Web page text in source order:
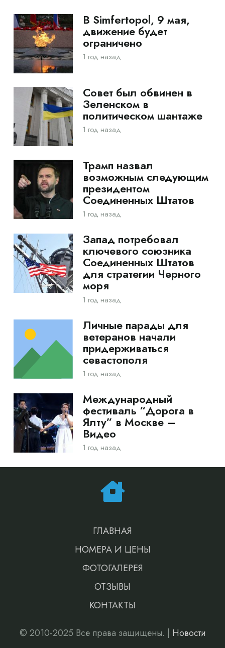
В Simfertopol, 9 мая,
движение будет
ограничено
1 год назад
Совет был обвинен в
Зеленском в
политическом шантаже
1 год назад
Трамп назвал
возможным следующим
президентом
Соединенных Штатов
1 год назад
Запад потребовал
ключевого союзника
Соединенных Штатов
для стратегии Черного
моря
1 год назад
Личные парады для
ветеранов начали
придерживаться
севастополя
1 год назад
Международный
фестиваль “Дорога в
Ялту” в Москве –
Видео
1 год назад
ГЛАВНАЯ
НОМЕРА И ЦЕНЫ
ФОТОГАЛЕРЕЯ
ОТЗЫВЫ
КОНТАКТЫ
© 2010-2025 Все права защищены. | Новости